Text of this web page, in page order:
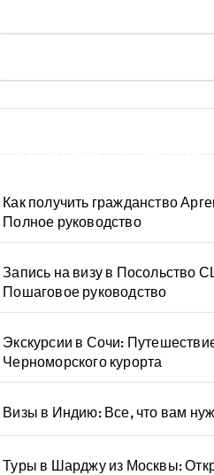
Как получить гражданство
Полное руководство
Запись на визу в Посольство
Пошаговое руководство
Экскурсии в Сочи:
Черноморского курорта
Визы в Индию: Все, что вам
Туры в Шарджу из Москвы: